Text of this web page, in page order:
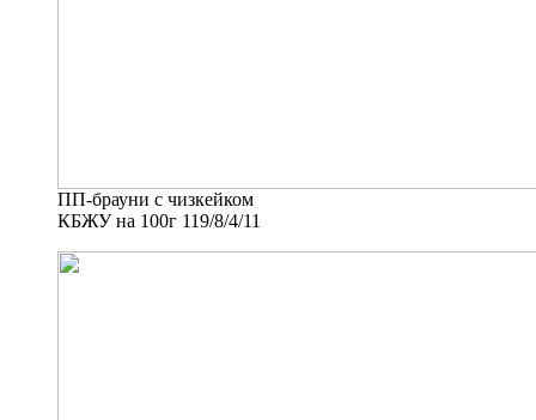
ПП-брауни с чизкейком
КБЖУ на 100г 119/8/4/11